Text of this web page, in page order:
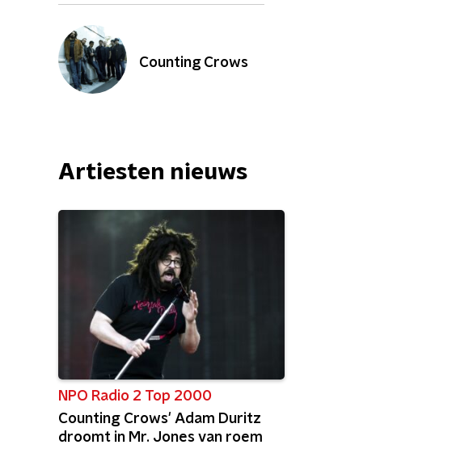
Counting Crows
Artiesten nieuws
NPO Radio 2 Top 2000
Counting Crows' Adam Duritz
droomt in Mr. Jones van roem